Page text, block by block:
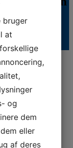
har du
bruger
at
og
dem
eller
af deres